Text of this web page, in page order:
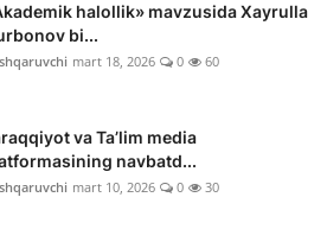
halollik» mavzusida Xayrulla
bi...
mart 18, 2026 0 60
va Ta’lim media
navbatd...
mart 10, 2026 0 30